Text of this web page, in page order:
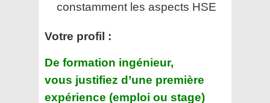
constamment les aspects HSE
Votre profil :
De formation ingénieur,
vous justifiez d’une première
expérience (emploi ou stage)